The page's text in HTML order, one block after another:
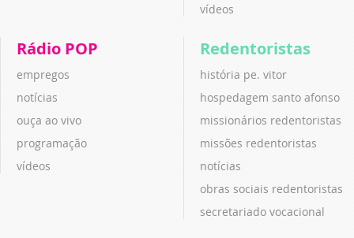
vídeos
Rádio POP
empregos
notícias
ouça ao vivo
programação
vídeos
Redentoristas
história pe. vitor
hospedagem santo afonso
missionários redentoristas
missões redentoristas
notícias
obras sociais redentoristas
secretariado vocacional